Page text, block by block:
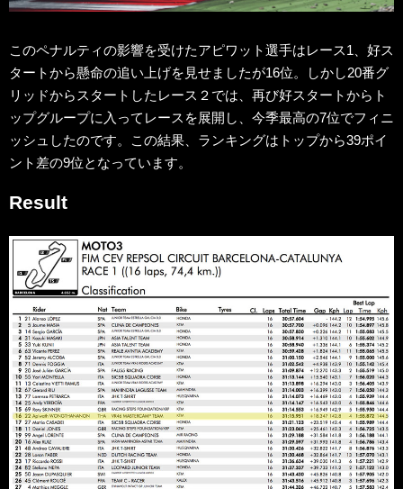
このペナルティの影響を受けたアピワット選手はレース1、好ス
タートから懸命の追い上げを見せましたが16位。しかし20番グ
リッドからスタートしたレース２では、再び好スタートからト
ップグループに入ってレースを展開し、今季最高の7位でフィニ
ッシュしたのです。この結果、ランキングはトップから39ポイ
ント差の9位となっています。
Result